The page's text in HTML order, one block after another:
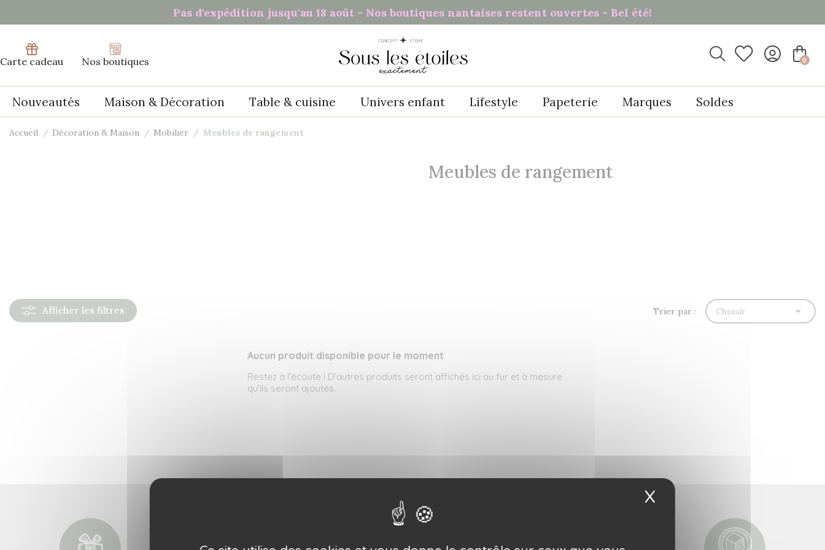
X Masquer le
Pas d'expédition jusqu'au 18 août - Nos boutiques nantaises restent ouvertes - Bel été!
Carte cadeau Nos boutiques
 0
Nouveautés Maison & Décoration Table & cuisine Univers enfant Lifestyle Papeterie Marques Soldes
Accueil Décoration & Maison Mobilier Meubles de rangement
Meubles de rangement
Afficher les filtres Trier par : Choisir 
Aucun produit disponible pour le moment
Restez à l'écoute ! D'autres produits seront affichés ici au fur et à mesure
qu'ils seront ajoutés.